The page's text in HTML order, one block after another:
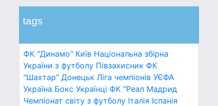
tags
ФК "Динамо" Київ Національна збірна
України з футболу Півзахисник ФК
"Шахтар" Донецьк Ліга чемпіонів УЄФА
Україна Бокс Українці ФК "Реал Мадрид
Чемпіонат світу з футболу Італія Іспанія